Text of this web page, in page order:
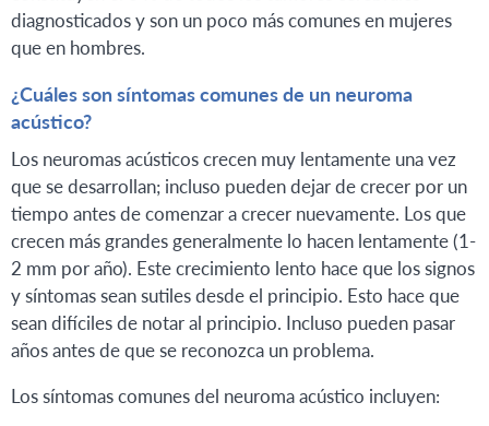
diagnosticados y son un poco más comunes en mujeres
que en hombres.
¿Cuáles son síntomas comunes de un neuroma
acústico?
Los neuromas acústicos crecen muy lentamente una vez
que se desarrollan; incluso pueden dejar de crecer por un
tiempo antes de comenzar a crecer nuevamente. Los que
crecen más grandes generalmente lo hacen lentamente (1-
2 mm por año). Este crecimiento lento hace que los signos
y síntomas sean sutiles desde el principio. Esto hace que
sean difíciles de notar al principio. Incluso pueden pasar
años antes de que se reconozca un problema.
Los síntomas comunes del neuroma acústico incluyen: